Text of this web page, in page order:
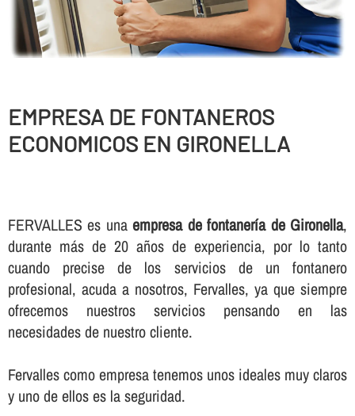
EMPRESA DE FONTANEROS
ECONOMICOS EN GIRONELLA
FERVALLES es unaempresa de fontanerí­a de Gironella,
durante más de 20 años de experiencia, por lo tanto
cuando precise de los servicios de un fontanero
profesional, acuda a nosotros, Fervalles, ya que siempre
ofrecemos nuestros servicios pensando en las
necesidades de nuestro cliente.
Fervalles como empresa tenemos unos ideales muy claros
y uno de ellos es la seguridad.